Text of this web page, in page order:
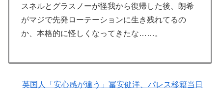
▶ ワイの作った卵豆腐にいくら出せる？
▶
日本「俺は有名な武士の家系だけど世界のみんなは先祖
か…
スネルとグラスノーが怪我から復帰した後、朗希
がマジで先発ローテーションに生き残れてるの
か、本格的に怪しくなってきたな……。
英国人「安心感が違う」冨安健洋、パレス移籍当日